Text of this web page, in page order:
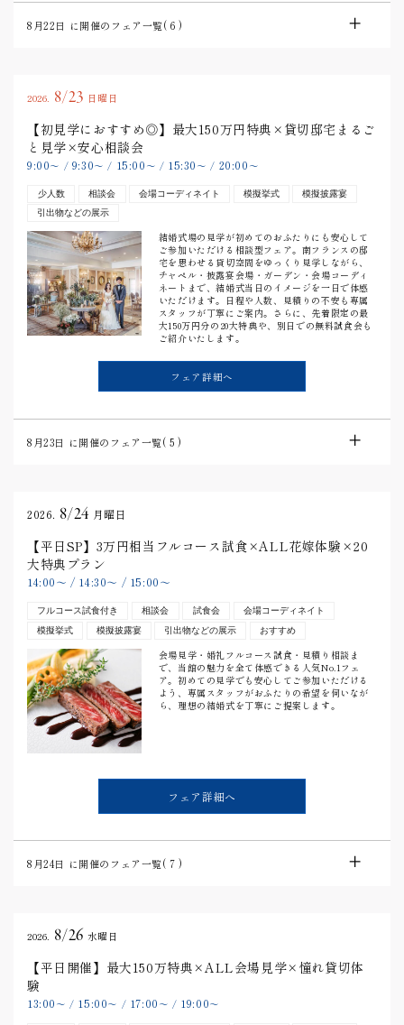
8月22日 に開催のフェア一覧(6 )
2026. 8/23 日曜日
【初見学におすすめ◎】最大150万円特典×貸切邸宅まるご
と見学×安心相談会
9:00〜 / 9:30〜 / 15:00 〜 / 15:30 〜 / 20:00 〜
少人数 相談会 会場コーディネイト 模擬挙式
模擬披露宴
引出物などの展示
結婚式場の見学が初めてのおふたりにも安心して
ご参加いただける相談型フェア。南フランスの邸
宅を思わせる貸切空間をゆっくり見学しながら、
チャペル・披露宴会場・ガーデン・会場コーディ
ネートまで、結婚式当日のイメージを一日で体感
いただけます。日程や人数、見積りの不安も専属
スタッフが丁寧にご案内。さらに、先着限定の最
大150万円分の20大特典や、別日での無料試食会も
ご紹介いたします。
フェア詳細へ
8月23日 に開催のフェア一覧(5 )
2026. 8/24 月曜日
【平日SP】3万円相当フルコース試食×ALL花嫁体験×20
大特典プラン
14:00〜 / 14:30〜 / 15:00〜
フルコース試食付き 相談会 試食会
会場コーディネイト
模擬挙式
模擬披露宴 引出物などの展示 おすすめ
会場見学・婚礼フルコース試食・見積り相談ま
で、当館の魅力を全て体感できる人気No.1フェ
ア。初めての見学でも安心してご参加いただける
よう、専属スタッフがおふたりの希望を伺いなが
ら、理想の結婚式を丁寧にご提案します。
フェア詳細へ
8月24日 に開催のフェア一覧(7 )
2026. 8/26 水曜日
【平日開催】最大150万特典×ALL会場見学×憧れ貸切体
験
13:00 〜 / 15:00〜 / 17:00 〜 / 19:00〜